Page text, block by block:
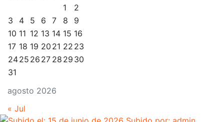
agosto 2026
1
2
3
4 5 6 7 8
9
10 11 12 13 14 15 16
17 18 19 20 21 22 23
2425 26 27 28 29 30
31
« Jul